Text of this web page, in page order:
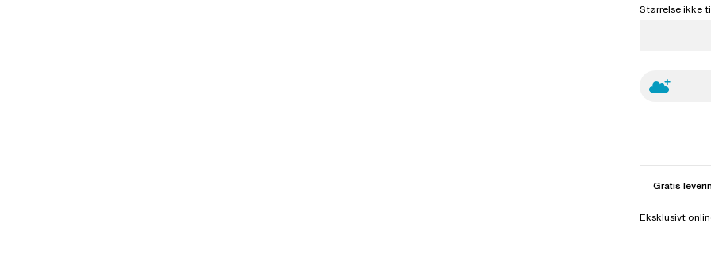
Størrelse ikke
Gratis
Eksklusivt